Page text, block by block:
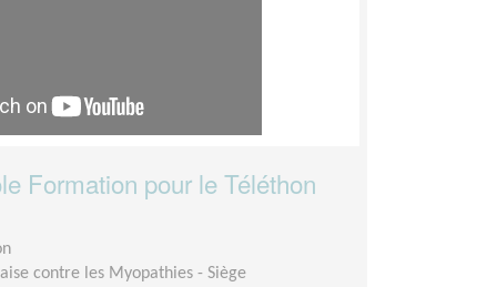
Formation pour le Téléthon
contre les Myopathies - Siège